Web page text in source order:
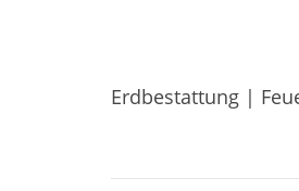
Erdbestattung |